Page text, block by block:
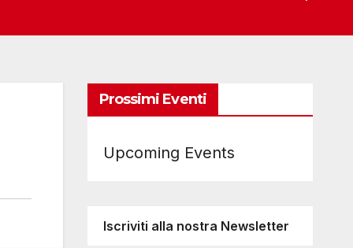
Prossimi Eventi
Upcoming Events
Iscriviti alla nostra Newsletter